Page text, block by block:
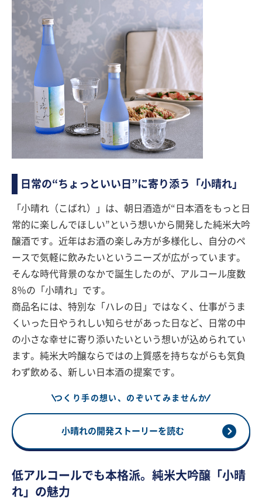
日常の“ちょっといい日”に寄り添う「小晴れ」
「小晴れ（こばれ）」は、朝日酒造が“日本酒をもっと日
常的に楽しんでほしい”という想いから開発した純米大吟
醸酒です。近年はお酒の楽しみ方が多様化し、自分のペ
ースで気軽に飲みたいというニーズが広がっています。
そんな時代背景のなかで誕生したのが、アルコール度数
8％の「小晴れ」です。
商品名には、特別な「ハレの日」ではなく、仕事がうま
くいった日やうれしい知らせがあった日など、日常の中
の小さな幸せに寄り添いたいという想いが込められてい
ます。純米大吟醸ならではの上質感を持ちながらも気負
わず飲める、新しい日本酒の提案です。
つくり手の想い、のぞいてみませんか
小晴れの開発ストーリーを読む
低アルコールでも本格派。純米大吟醸「小晴
れ」の魅力